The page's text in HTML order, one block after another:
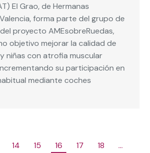
El Grao, de Hermanas
forma parte del grupo de
proyecto AMEsobreRuedas,
objetivo mejorar la calidad de
niñas con atrofia muscular
su participación en
mediante coches
14 15 16 17 18
…